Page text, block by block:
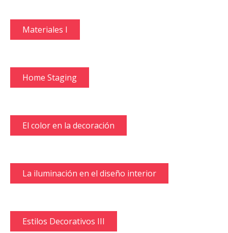
Materiales I
Home Staging
El color en la decoración
La iluminación en el diseño interior
Estilos Decorativos III